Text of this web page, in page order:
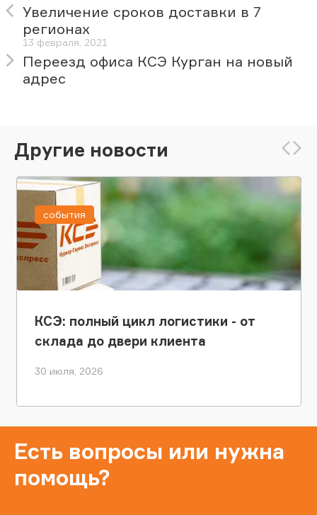
Увеличение сроков доставки в 7
регионах
13 февраля, 2021
Переезд офиса КСЭ Курган на новый
адрес
Другие новости
КСЭ: полный цикл логистики - от
склада до двери клиента
30 июля, 2026
события
Есть вопросы или нужна
помощь?